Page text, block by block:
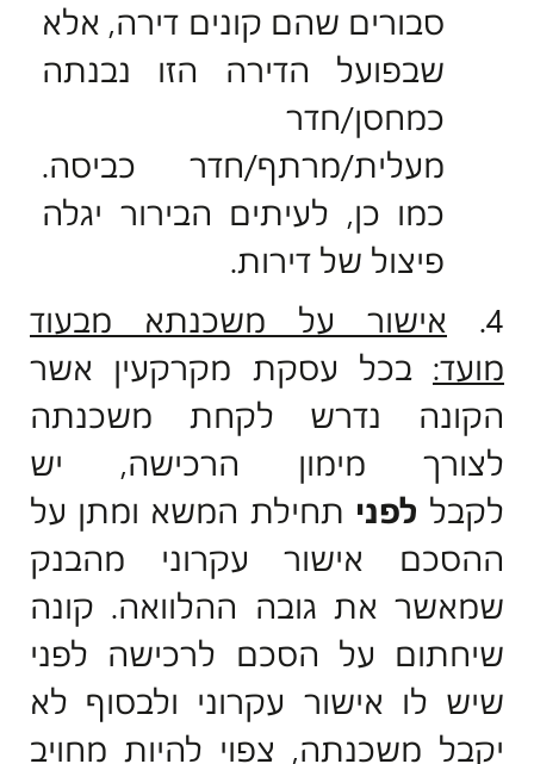
סבורים שהם קונים דירה, אלא
שבפועל הדירה הזו נבנתה
כמחסן/חדר
מעלית/מרתף/חדר כביסה.
כמו כן, לעיתים הבירור יגלה
פיצול של דירות.
4.
אישור על משכנתא מבעוד
מועד: בכל עסקת מקרקעין אשר
הקונה נדרש לקחת משכנתה
לצורך מימון הרכישה, יש
לקבל לפני תחילת המשא ומתן על
ההסכם אישור עקרוני מהבנק
שמאשר את גובה ההלוואה. קונה
שיחתום על הסכם לרכישה לפני
שיש לו אישור עקרוני ולבסוף לא
יקבל משכנתה, צפוי להיות מחויב